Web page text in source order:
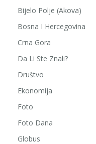
Bijelo Polje (Akova)
Bosna I Hercegovina
Crna Gora
Da Li Ste Znali?
Društvo
Ekonomija
Foto
Foto Dana
Globus